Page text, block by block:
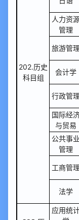
202.历史
科目组
人力资
管理
旅游管理
会计学
行政管理
国际经
与贸易
公共事业
管理
工商管理
法学
应用统